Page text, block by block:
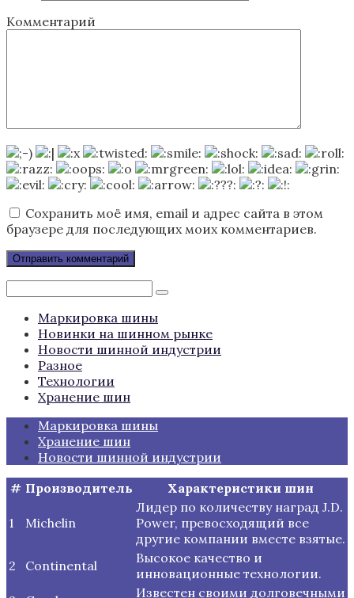
Комментарий
Сохранить моё имя, email и адрес сайта в этом
браузере для последующих моих комментариев.
Поиск:
Маркировка шины
Новинки на шинном рынке
Новости шинной индустрии
Разное
Технологии
Хранение шин
Маркировка шины
Хранение шин
Новости шинной индустрии
# Производитель Характеристики шин
1 Michelin
Лидер по количеству наград J.D.
Power, превосходящий все
другие компании вместе взятые.
2
Continental
Высокое качество и
инновационные технологии.
Известен своими долговечными